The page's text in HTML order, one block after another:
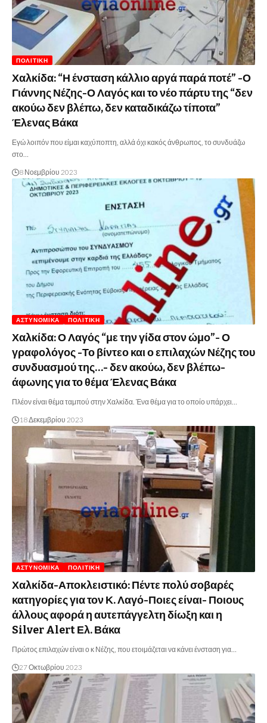
ΠΟΛΙΤΙΚΉ
Χαλκίδα: “Η ένσταση κάλλιο αργά παρά ποτέ” -Ο
Γιάννης Νέζης-Ο Λαγός και το νέο πάρτυ της “δεν
ακούω δεν βλέπω, δεν καταδικάζω τίποτα”
Έλενας Βάκα
Εγώ λοιπόν που είμαι καχύποπτη, αλλά όχι κακός άνθρωπος, το συνδυάζω
στο…
8 Νοεμβρίου 2023
ΑΣΤΥΝΟΜΙΚΆ ΠΟΛΙΤΙΚΉ
Χαλκίδα: Ο Λαγός “με την γίδα στον ώμο”- Ο
γραφολόγος -Το βίντεο και ο επιλαχών Νέζης του
συνδυασμού της…- δεν ακούω, δεν βλέπω-
άφωνης για το θέμα Έλενας Βάκα
Πλέον είναι θέμα ταμπού στην Χαλκίδα. Ένα θέμα για το οποίο υπάρχει…
18 Δεκεμβρίου 2023
ΑΣΤΥΝΟΜΙΚΆ ΠΟΛΙΤΙΚΉ
Χαλκίδα-Αποκλειστικό: Πέντε πολύ σοβαρές
κατηγορίες για τον Κ. Λαγό-Ποιες είναι- Ποιους
άλλους αφορά η αυτεπάγγελτη δίωξη και η
Silver Alert Ελ. Βάκα
Πρώτος επιλαχών είναι ο κ Νέζης, που ετοιμάζεται να κάνει ένσταση για…
27 Οκτωβρίου 2023